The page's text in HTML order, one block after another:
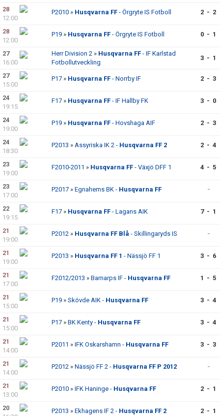
28
12:00
P2010 » Husqvarna FF - Örgryte IS Fotboll 2 - 2
28
12:00
P19 » Husqvarna FF - Örgryte IS Fotboll 0 - 1
27
16:00
Herr Division 2 » Husqvarna FF - IF Karlstad
Fotbollutveckling
3 - 1
27
15:00
P17 » Husqvarna FF - Norrby IF 2 - 3
24
19:15
F17 » Husqvarna FF - IF Hallby FK 3 - 0
24
19:00
P19 » Husqvarna FF - Hovshaga AIF 2 - 3
24
18:30
P2013 » Assyriska IK 2 - Husqvarna FF 2 2 - 4
23
19:00
F2010-2011 » Husqvarna FF - Växjö DFF 1 4 - 5
23
17:00
P2017 » Egnahems BK - Husqvarna FF -
22
19:15
F17 » Husqvarna FF - Lagans AIK 7 - 1
21
19:00
P2012 » Husqvarna FF Blå - Skillingaryds IS -
21
19:00
P2013 » Husqvarna FF 1 - Nässjö FF 1 3 - 6
21
17:00
F2012/2013 » Barnarps IF - Husqvarna FF 1 - 5
21
15:00
P19 » Skövde AIK - Husqvarna FF 3 - 4
21
15:00
P17 » BK Kenty - Husqvarna FF 3 - 4
21
14:00
P2011 » IFK Oskarshamn - Husqvarna FF 3 - 3
21
14:00
P2012 » Nässjö FF 2 - Husqvarna FF P 2012 -
21
13:00
P2010 » IFK Haninge - Husqvarna FF 2 - 1
20
P2013 » Ekhagens IF 2 - Husqvarna FF 2 2 - 1